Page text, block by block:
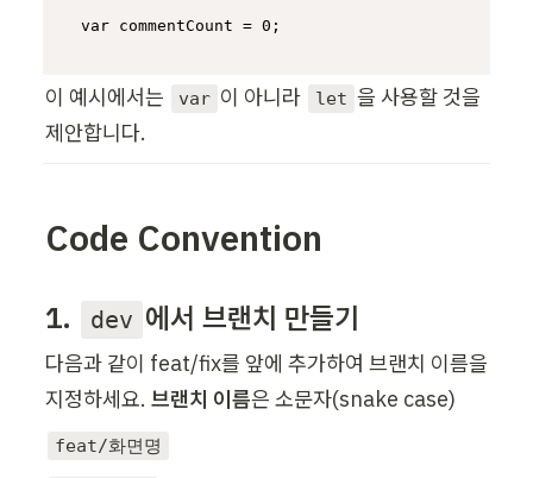
var commentCount = 0 ;
이 예시에서는 var 이 아니라 let 을 사용할 것을
제안합니다.
Code Convention
1. dev 에서 브랜치 만들기
다음과 같이 feat/fix를 앞에 추가하여 브랜치 이름을
지정하세요. 브랜치 이름은 소문자(snake case)
feat/화면명